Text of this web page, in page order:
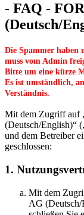
- FAQ -
(Deutsch/
Die Spammer haben
muss vom Admin
Bitte um eine kürze
Es ist umständlich,
Verständnis.
Mit dem Zugriff auf
(Deutsch/English)“
und dem Betreiber
geschlossen:
1.
Mit dem
AG (Deutsch/